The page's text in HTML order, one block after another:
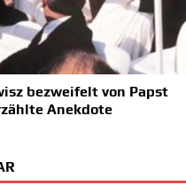
bezweifelt von Papst
Anekdote